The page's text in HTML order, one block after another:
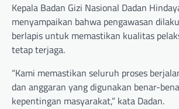
Kepala Badan Gizi Nasional Dadan
menyampaikan bahwa pengawasan
berlapis untuk memastikan kualitas
tetap terjaga.
“Kami memastikan seluruh proses
dan anggaran yang digunakan benar-
kepentingan masyarakat,” kata Dadan.